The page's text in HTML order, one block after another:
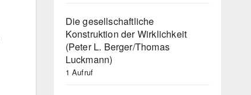
Die gesellschaftliche
Konstruktion der Wirklichkeit
(Peter L. Berger/Thomas
Luckmann)
1 Aufruf